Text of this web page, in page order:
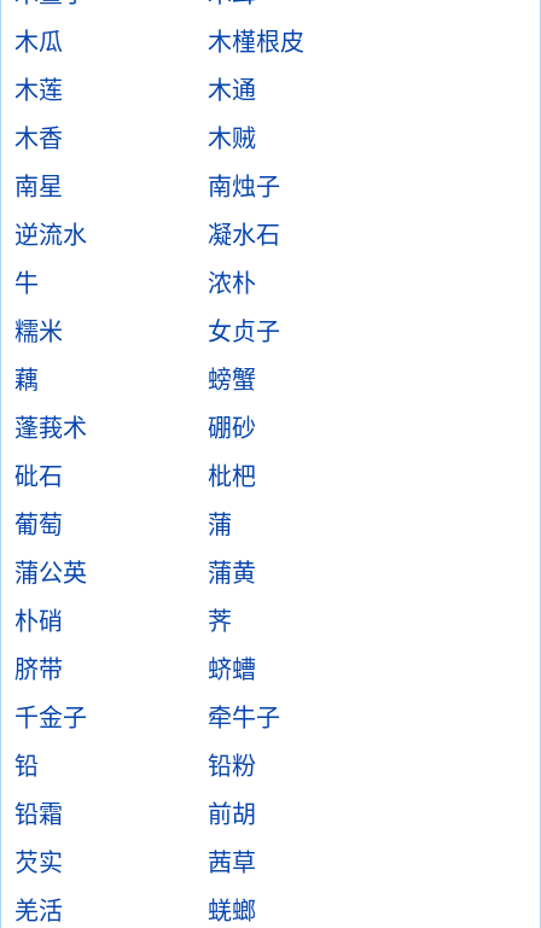
木瓜
木槿根皮
木莲
木通
木香
木贼
南星
南烛子
逆流水
凝水石
牛
浓朴
糯米
女贞子
藕
螃蟹
蓬莪术
硼砂
砒石
枇杷
葡萄
蒲
蒲公英
蒲黄
朴硝
荠
脐带
蛴螬
千金子
牵牛子
铅
铅粉
铅霜
前胡
芡实
茜草
羌活
蜣螂